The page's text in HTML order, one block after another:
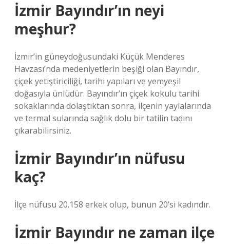
İzmir Bayındır’ın neyi
meşhur?
İzmir’in güneydoğusundaki Küçük Menderes
Havzası’nda medeniyetlerin beşiği olan Bayındır,
çiçek yetiştiriciliği, tarihi yapıları ve yemyeşil
doğasıyla ünlüdür. Bayındır’ın çiçek kokulu tarihi
sokaklarında dolaştıktan sonra, ilçenin yaylalarında
ve termal sularında sağlık dolu bir tatilin tadını
çıkarabilirsiniz.
İzmir Bayındır’ın nüfusu
kaç?
İlçe nüfusu 20.158 erkek olup, bunun 20’si kadındır.
İzmir Bayındır ne zaman ilçe